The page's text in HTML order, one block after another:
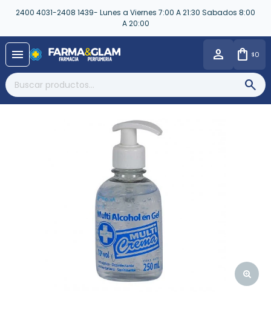
2400 4031-2408 1439- Lunes a Viernes 7:00 A 21:30 Sabados 8:00
A 20:00
menu $0